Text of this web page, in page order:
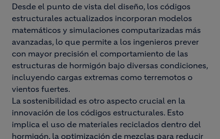
Desde el punto de vista del diseño, los códigos
estructurales actualizados incorporan modelos
matemáticos y simulaciones computarizadas más
avanzadas, lo que permite a los ingenieros prever
con mayor precisión el comportamiento de las
estructuras de hormigón bajo diversas condiciones,
incluyendo cargas extremas como terremotos o
vientos fuertes.
La sostenibilidad es otro aspecto crucial en la
innovación de los códigos estructurales. Esto
implica el uso de materiales reciclados dentro del
hormigón, la optimización de mezclas para reducir